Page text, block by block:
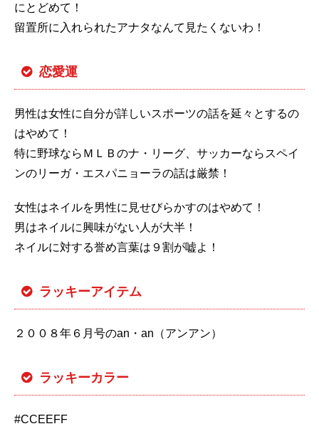
にとどめて！
留置所に入れられたアナタなんて見たくないわ！
恋愛運
男性は女性に自分が詳しいスポーツの話を延々とするの
はやめて！
特に野球ならＭＬＢのナ・リーグ、サッカーならスペイ
ンのリーガ・エスパニョーラの話は厳禁！
女性はネイルを男性に見せびらかすのはやめて！
男はネイルに興味がない人が大半！
ネイルに対する誉め言葉は９割が嘘よ！
ラッキーアイテム
２００８年６月号のan・an（アンアン）
ラッキーカラー
#CCEEFF